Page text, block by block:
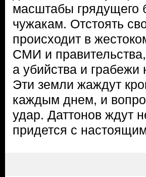
масштабы грядущего
чужакам. Отстоять
происходит в
СМИ и
а убийства и грабежи
Эти земли жаждут
каждым днем, и
удар. Даттонов ждут
придется с